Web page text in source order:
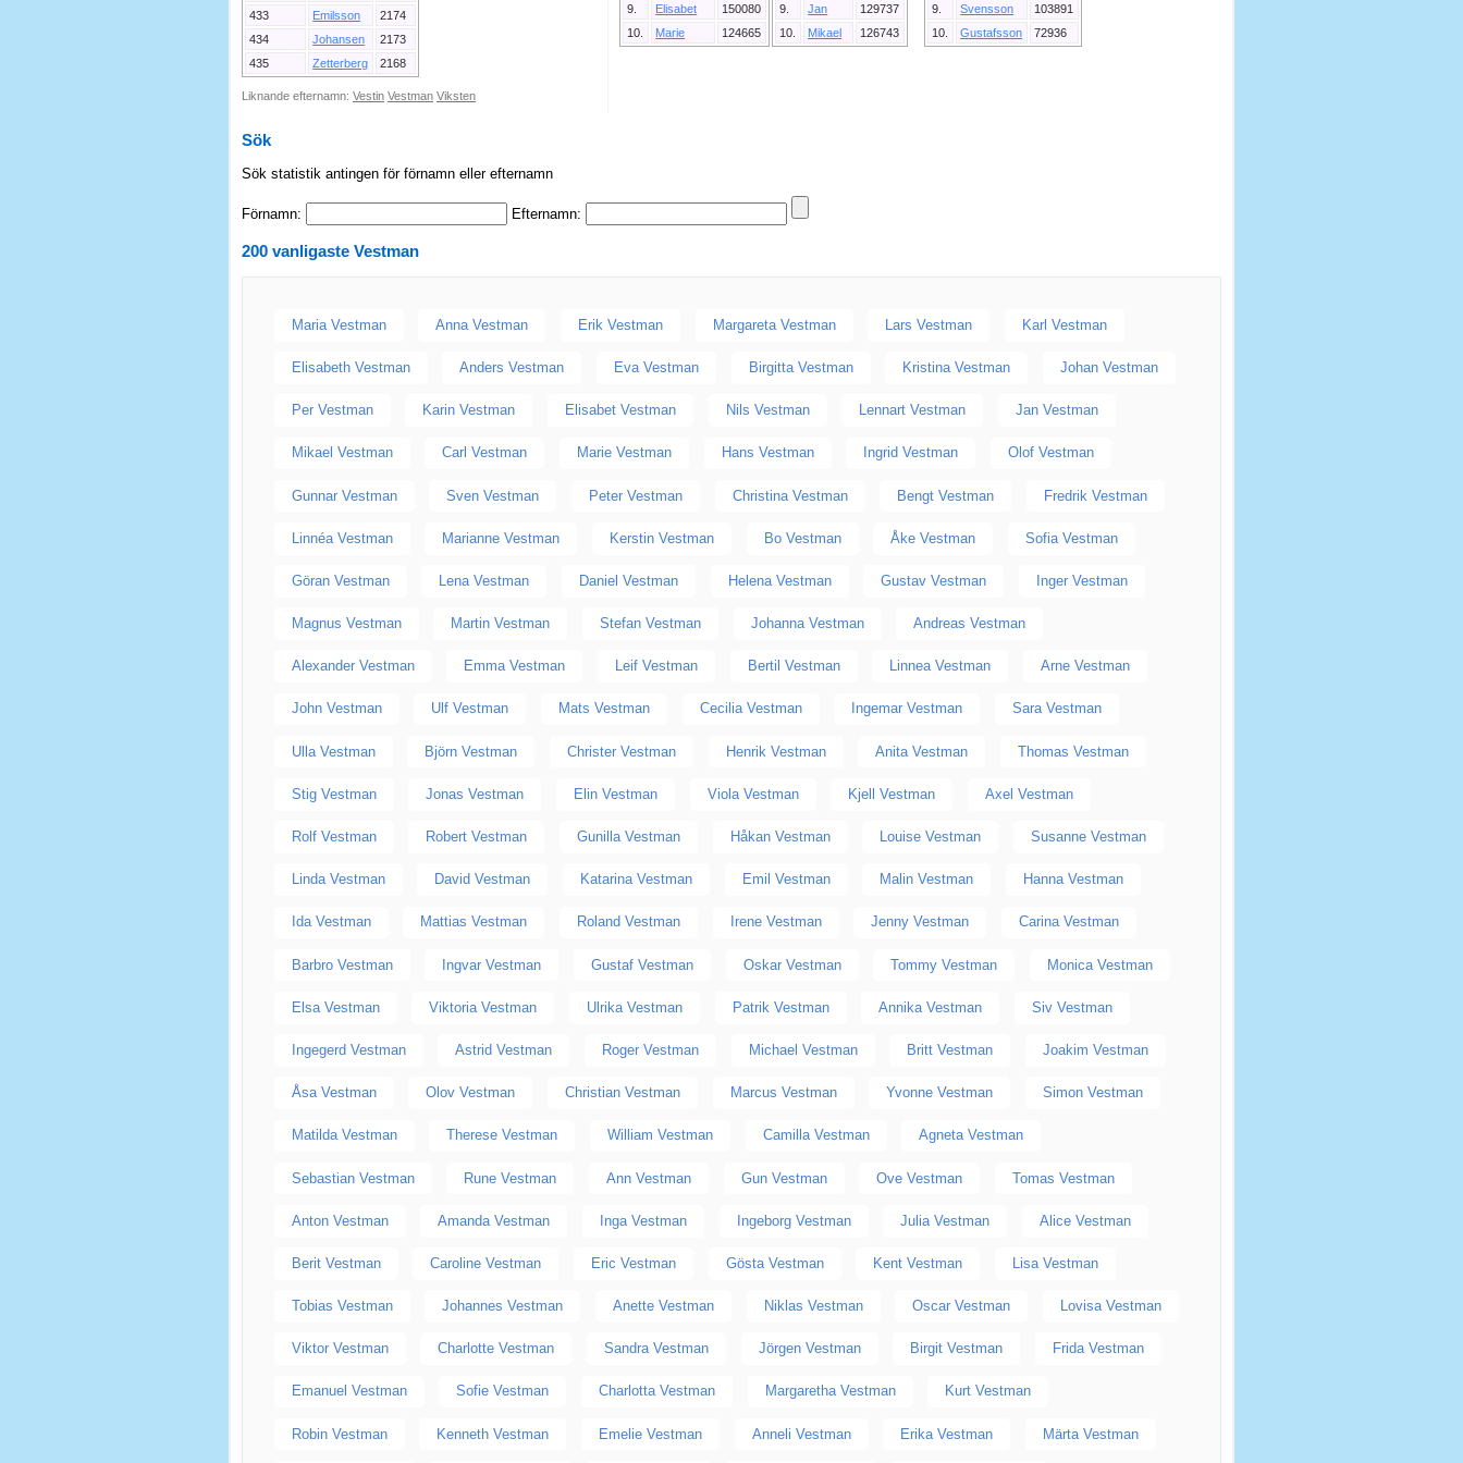
433 Emilsson
2174
434
Johansen
2173
435
Zetterberg 2168
Liknande efternamn: Vestin Vestman Viksten
9. Elisabet
150080
10.
Marie 124665
9. Jan
129737
10.
Mikael 126743
9. Svensson
103891
10.
Gustafsson 72936
Sök
Sök statistik antingen för förnamn eller efternamn
Förnamn: Efternamn:
200 vanligaste Vestman
Maria Vestman Anna Vestman Erik Vestman Margareta Vestman Lars Vestman Karl Vestman
Elisabeth Vestman Anders Vestman Eva Vestman Birgitta Vestman Kristina Vestman Johan Vestman
Per Vestman Karin Vestman Elisabet Vestman Nils Vestman Lennart Vestman Jan Vestman
Mikael Vestman Carl Vestman Marie Vestman Hans Vestman Ingrid Vestman Olof Vestman
Gunnar Vestman Sven Vestman Peter Vestman Christina Vestman Bengt Vestman Fredrik Vestman
Linnéa Vestman Marianne Vestman Kerstin Vestman Bo Vestman Åke Vestman Sofia Vestman
Göran Vestman Lena Vestman Daniel Vestman Helena Vestman Gustav Vestman Inger Vestman
Magnus Vestman Martin Vestman Stefan Vestman Johanna Vestman Andreas Vestman
Alexander Vestman Emma Vestman Leif Vestman Bertil Vestman Linnea Vestman Arne Vestman
John Vestman Ulf Vestman Mats Vestman Cecilia Vestman Ingemar Vestman Sara Vestman
Ulla Vestman Björn Vestman Christer Vestman Henrik Vestman Anita Vestman Thomas Vestman
Stig Vestman Jonas Vestman Elin Vestman Viola Vestman Kjell Vestman Axel Vestman
Rolf Vestman Robert Vestman Gunilla Vestman Håkan Vestman Louise Vestman Susanne Vestman
Linda Vestman David Vestman Katarina Vestman Emil Vestman Malin Vestman Hanna Vestman
Ida Vestman Mattias Vestman Roland Vestman Irene Vestman Jenny Vestman Carina Vestman
Barbro Vestman Ingvar Vestman Gustaf Vestman Oskar Vestman Tommy Vestman Monica Vestman
Elsa Vestman Viktoria Vestman Ulrika Vestman Patrik Vestman Annika Vestman Siv Vestman
Ingegerd Vestman Astrid Vestman Roger Vestman Michael Vestman Britt Vestman Joakim Vestman
Åsa Vestman Olov Vestman Christian Vestman Marcus Vestman Yvonne Vestman Simon Vestman
Matilda Vestman Therese Vestman William Vestman Camilla Vestman Agneta Vestman
Sebastian Vestman Rune Vestman Ann Vestman Gun Vestman Ove Vestman Tomas Vestman
Anton Vestman Amanda Vestman Inga Vestman Ingeborg Vestman Julia Vestman Alice Vestman
Berit Vestman Caroline Vestman Eric Vestman Gösta Vestman Kent Vestman Lisa Vestman
Tobias Vestman Johannes Vestman Anette Vestman Niklas Vestman Oscar Vestman Lovisa Vestman
Viktor Vestman Charlotte Vestman Sandra Vestman Jörgen Vestman Birgit Vestman Frida Vestman
Emanuel Vestman Sofie Vestman Charlotta Vestman Margaretha Vestman Kurt Vestman
Robin Vestman Kenneth Vestman Emelie Vestman Anneli Vestman Erika Vestman Märta Vestman